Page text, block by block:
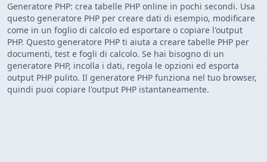
Generatore PHP: crea tabelle PHP online in pochi secondi. Usa
questo generatore PHP per creare dati di esempio, modificare
come in un foglio di calcolo ed esportare o copiare l'output
PHP. Questo generatore PHP ti aiuta a creare tabelle PHP per
documenti, test e fogli di calcolo. Se hai bisogno di un
generatore PHP, incolla i dati, regola le opzioni ed esporta
output PHP pulito. Il generatore PHP funziona nel tuo browser,
quindi puoi copiare l'output PHP istantaneamente.